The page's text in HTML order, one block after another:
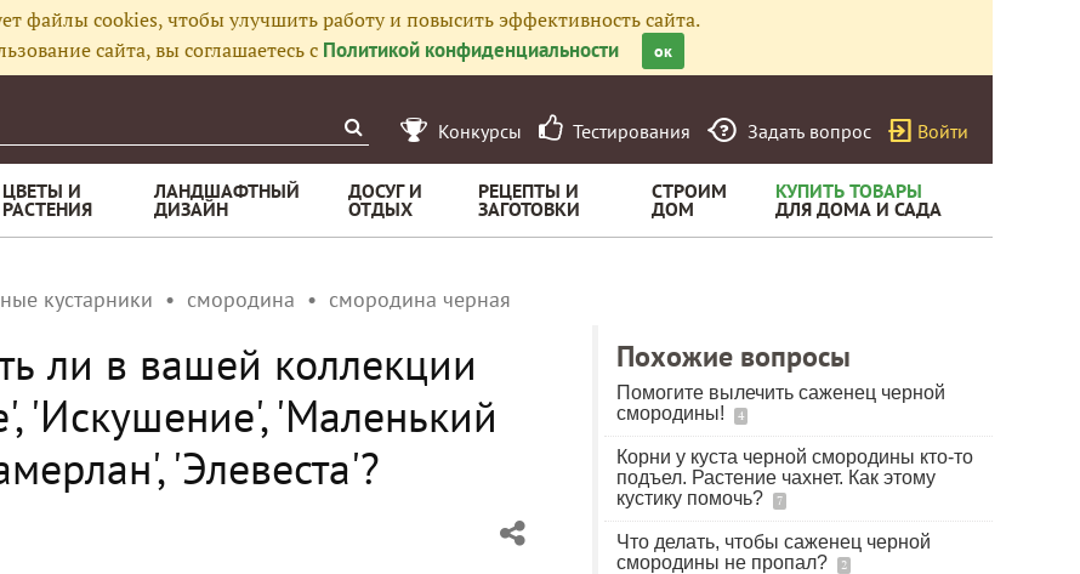
файлы cookies, чтобы улучшить работу и повысить эффективность сайта.
сайта, вы соглашаетесь с Политикой конфиденциальности ок
Конкурсы Тестирования Задать вопрос Войти
ЦВЕТЫ И
РАСТЕНИЯ
ЛАНДШАФТНЫЙ
ДИЗАЙН
ДОСУГ И
ОТДЫХ
РЕЦЕПТЫ И
ЗАГОТОВКИ
СТРОИМ
ДОМ
КУПИТЬ ТОВАРЫ
ДЛЯ ДОМА И САДА
кустарники смородина смородина черная
ли в вашей коллекции
'Искушение', 'Маленький
'Элевеста'?
Похожие вопросы
Помогите вылечить саженец черной
смородины!
4
Корни у куста черной смородины кто-то
подъел. Растение чахнет. Как этому
кустику помочь?
7
Что делать, чтобы саженец черной
смородины не пропал?
2